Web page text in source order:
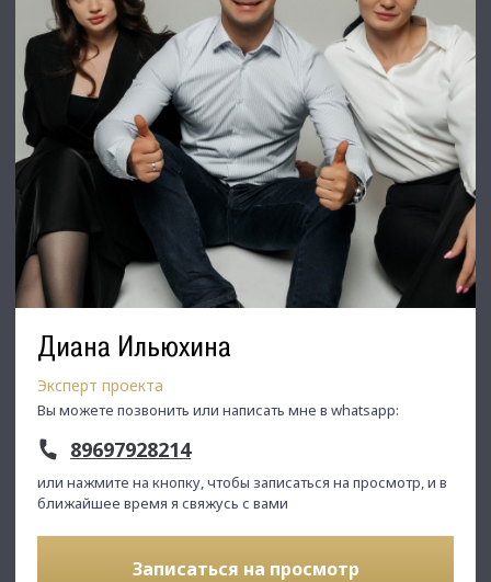
Диана Ильюхина
Эксперт проекта
Вы можете позвонить или написать мне в whatsapp:
89697928214
или нажмите на кнопку, чтобы записаться на просмотр, и в
ближайшее время я свяжусь с вами
Записаться на просмотр